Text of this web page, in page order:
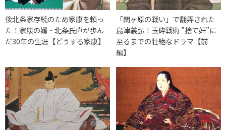
後北条家存続のため家康を頼っ
た！家康の婿・北条氏直が歩ん
だ30年の生涯【どうする家康】
「関ヶ原の戦い」で翻弄された
島津義弘！玉砕戦術 ”捨て奸”に
至るまでの壮絶なドラマ【前
編】